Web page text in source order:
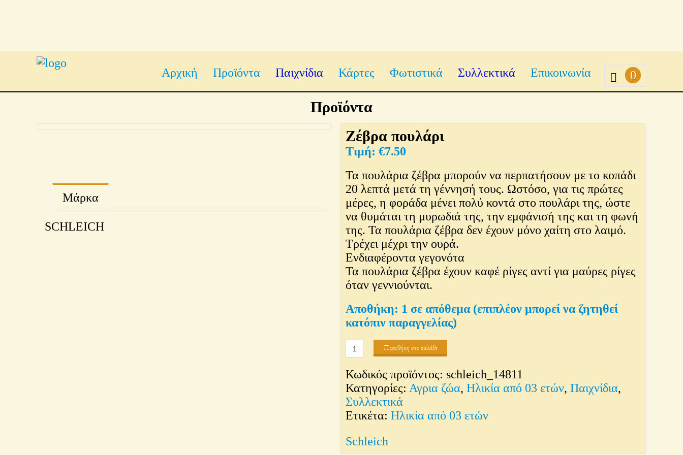
Αρχική Προϊόντα Παιχνίδια Κάρτες Φωτιστικά Συλλεκτικά Επικοινωνία 0
Προϊόντα
Ζέβρα πουλάρι
€7.50
Τα πουλάρια ζέβρα μπορούν να περπατήσουν με το κοπάδι
20 λεπτά μετά τη γέννησή τους. Ωστόσο, για τις πρώτες
μέρες, η φοράδα μένει πολύ κοντά στο πουλάρι της, ώστε
να θυμάται τη μυρωδιά της, την εμφάνισή της και τη φωνή
της. Τα πουλάρια ζέβρα δεν έχουν μόνο χαίτη στο λαιμό.
Τρέχει μέχρι την ουρά.
Ενδιαφέροντα γεγονότα
Τα πουλάρια ζέβρα έχουν καφέ ρίγες αντί για μαύρες ρίγες
όταν γεννιούνται.
1 σε απόθεμα (επιπλέον μπορεί να ζητηθεί
κατόπιν παραγγελίας)
Ζέβρα
πουλάρι
ποσότητα
Προσθήκη στο καλάθι
Κωδικός προϊόντος: schleich_14811
Κατηγορίες: Αγρια ζώα,Ηλικία από 03 ετών,Παιχνίδια,
Συλλεκτικά
Ετικέτα:Ηλικία από 03 ετών
Schleich
Μάρκα
SCHLEICH